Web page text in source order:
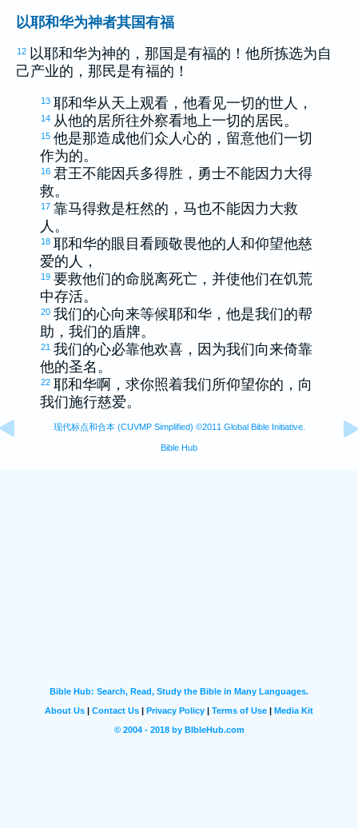
以耶和华为神者其国有福
12 以耶和华为神的，那国是有福的！他所拣选为自
己产业的，那民是有福的！
13 耶和华从天上观看，他看见一切的世人，
14 从他的居所往外察看地上一切的居民。
15 他是那造成他们众人心的，留意他们一切
作为的。
16 君王不能因兵多得胜，勇士不能因力大得
救。
17 靠马得救是枉然的，马也不能因力大救
人。
18 耶和华的眼目看顾敬畏他的人和仰望他慈
爱的人，
19 要救他们的命脱离死亡，并使他们在饥荒
中存活。
20 我们的心向来等候耶和华，他是我们的帮
助，我们的盾牌。
21 我们的心必靠他欢喜，因为我们向来倚靠
他的圣名。
22 耶和华啊，求你照着我们所仰望你的，向
我们施行慈爱。
现代标点和合本 (CUVMP Simplified) ©2011 Global Bible Initiative.
Bible Hub